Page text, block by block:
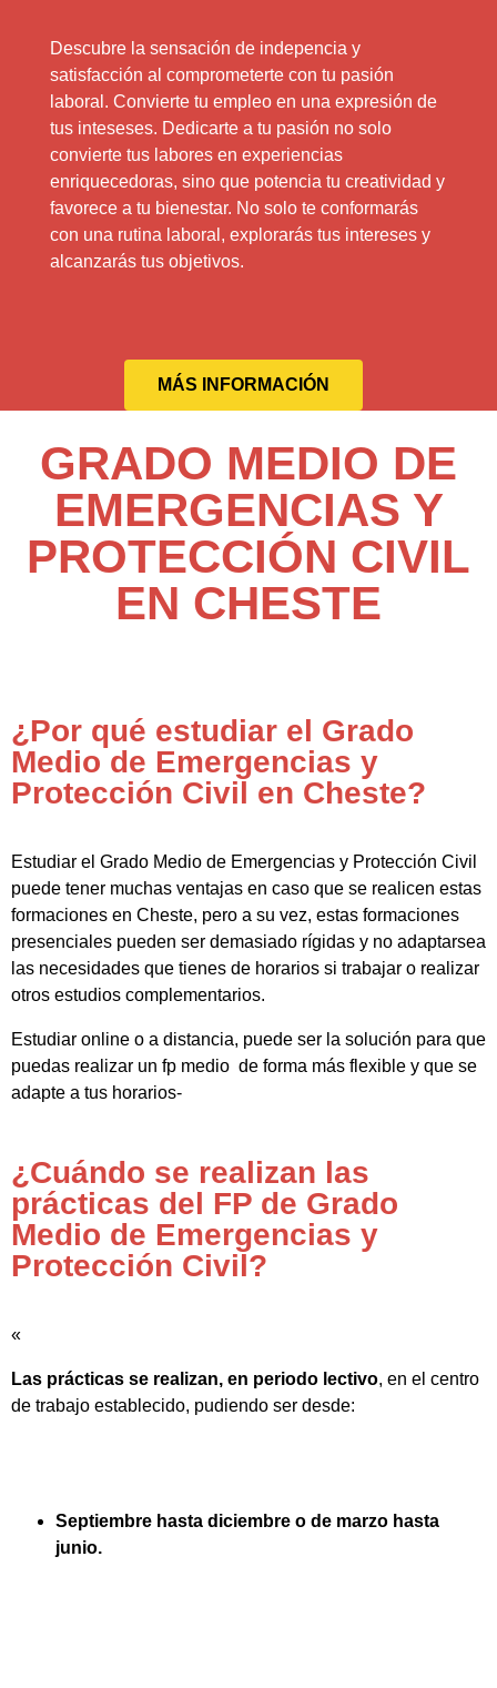
Descubre la sensación de indepencia y
satisfacción al comprometerte con tu pasión
laboral. Convierte tu empleo en una expresión de
tus inteseses. Dedicarte a tu pasión no solo
convierte tus labores en experiencias
enriquecedoras, sino que potencia tu creatividad y
favorece a tu bienestar. No solo te conformarás
con una rutina laboral, explorarás tus intereses y
alcanzarás tus objetivos.
MÁS INFORMACIÓN
GRADO MEDIO DE
EMERGENCIAS Y
PROTECCIÓN CIVIL
EN CHESTE
¿Por qué estudiar el Grado
Medio de Emergencias y
Protección Civil en Cheste?
Estudiar el Grado Medio de Emergencias y Protección Civil
puede tener muchas ventajas en caso que se realicen estas
formaciones en Cheste, pero a su vez, estas formaciones
presenciales pueden ser demasiado rígidas y no adaptarsea
las necesidades que tienes de horarios si trabajar o realizar
otros estudios complementarios.
Estudiar online o a distancia, puede ser la solución para que
puedas realizar un fp medio de forma más flexible y que se
adapte a tus horarios-
¿Cuándo se realizan las
prácticas del FP de Grado
Medio de Emergencias y
Protección Civil?
«
Las prácticas se realizan, en periodo lectivo, en el centro
de trabajo establecido, pudiendo ser desde:
Septiembre hasta diciembre o de marzo hasta
junio.